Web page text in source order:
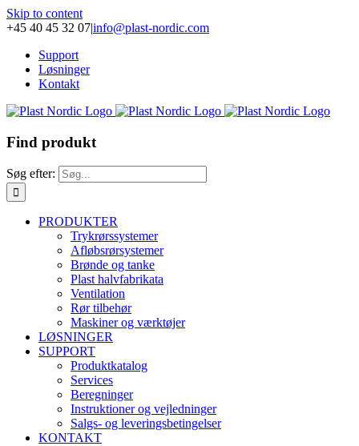
Skip to content
+45 40 45 32 07|info@plast-nordic.com
Support
Løsninger
Kontakt
Find produkt
Søg efter:
PRODUKTER
Trykrørssystemer
Afløbsrørsystemer
Brønde og tanke
Plast halvfabrikata
Ventilation
Rør tilbehør
Maskiner og værktøjer
LØSNINGER
SUPPORT
Produktkatalog
Services
Beregninger
Instruktioner og vejledninger
Salgs- og leveringsbetingelser
KONTAKT